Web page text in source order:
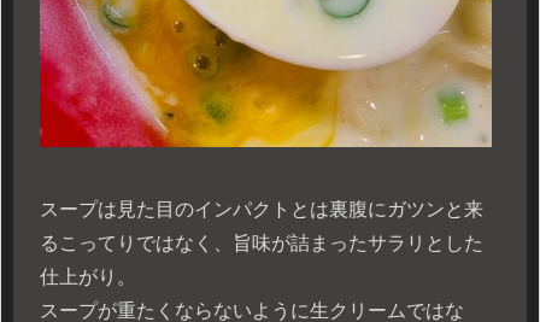
スープは見た目のインパクトとは裏腹にガツンと来
るこってりではなく、旨味が詰まったサラリとした
仕上がり。
スープが重たくならないように生クリームではな